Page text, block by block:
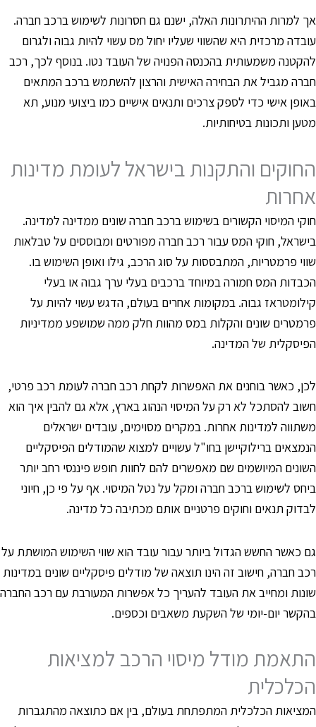
למרות ההיתרונות האלה, ישנם גם חסרונות לשימוש ברכב חברה.
מרכזית היא שהשווי שעליו יחול מס עשוי להיות גבוה ולגרום
משמעותית בהכנסה הפנויה של העובד נטו. בנוסף לכך, רכב
מגביל את הבחירה האישית והרצון להשתמש ברכב המתאים
אישי כדי לספק צרכים ותנאים אישיים כמו ביצועי מנוע, תא
ותכונות בטיחותיות.
והתקנות בישראל לעומת מדינות
המיסוי הקשורים בשימוש ברכב חברה שונים ממדינה למדינה.
חוקי המס עבור רכב חברה מפורטים ומבוססים על טבלאות
פרמטריות, המתבססות על סוג הרכב, גילו ואופן השימוש בו.
המס חמורה במיוחד ברכבים בעלי ערך גבוה או בעלי
גבוה. במקומות אחרים בעולם, הדגש עשוי להיות על
שונים והקלות במס מהוות חלק ממה שמושפע ממדיניות
של המדינה.
כאשר בוחנים את האפשרות לקחת רכב חברה לעומת רכב פרטי,
להסתכל לא רק על המיסוי הנהוג בארץ, אלא גם להבין איך הוא
למדינות אחרות. במקרים מסוימים, עובדים ישראלים
ברילוקיישן בחו"ל עשויים למצוא שהמודלים הפיסקליים
המיושמים שם מאפשרים להם לחוות חופש פיננסי רחב יותר
לשימוש ברכב חברה ומקל על נטל המיסוי. אף על פי כן, חיוני
תנאים וחוקים פרטניים אותם מכתיבה כל מדינה.
כאשר החשש הגדול ביותר עבור עובד הוא שווי השימוש המושתת על
חברה, חישוב זה הינו תוצאה של מודלים פיסקליים שונים במדינות
ומחייב את העובד להעריך כל אפשרות המעורבת עם רכב החברה
יום-יומי של השקעת משאבים וכספים.
מודל מיסוי הרכב למציאות
הכלכלית המתפתחת בעולם, בין אם כתוצאה מהתגברות